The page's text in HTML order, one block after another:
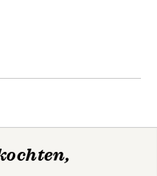
De One Minute